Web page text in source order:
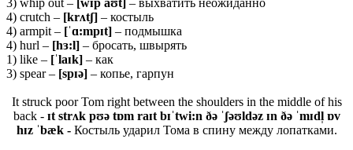
4) crutch – [krʌtʃ] – костыль
4) armpit – [ˈɑ:mpɪt] – подмышка
4) hurl – [hɜ:l] – бросать, швырять
1) like – [ˈlaɪk] – как
3) spear – [spɪə] – копье, гарпун
It struck poor Tom right between the shoulders in the middle of his
back - ɪt strʌk pʊə tɒm raɪt bɪˈtwi:n ðə ˈʃəʊldəz ɪn ðə ˈmɪdl̩ ɒv
hɪz ˈbæk - Костыль ударил Тома в спину между лопатками.